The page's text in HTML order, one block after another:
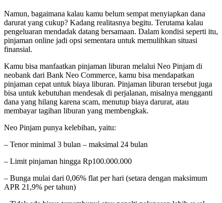
Namun, bagaimana kalau kamu belum sempat menyiapkan dana
darurat yang cukup? Kadang realitasnya begitu. Terutama kalau
pengeluaran mendadak datang bersamaan. Dalam kondisi seperti itu,
pinjaman online jadi opsi sementara untuk memulihkan situasi
finansial.
Kamu bisa manfaatkan pinjaman liburan melalui Neo Pinjam di
neobank dari Bank Neo Commerce, kamu bisa mendapatkan
pinjaman cepat untuk biaya liburan. Pinjaman liburan tersebut juga
bisa untuk kebutuhan mendesak di perjalanan, misalnya mengganti
dana yang hilang karena scam, menutup biaya darurat, atau
membayar tagihan liburan yang membengkak.
Neo Pinjam punya kelebihan, yaitu:
– Tenor minimal 3 bulan – maksimal 24 bulan
– Limit pinjaman hingga Rp100.000.000
– Bunga mulai dari 0,06% flat per hari (setara dengan maksimum
APR 21,9% per tahun)